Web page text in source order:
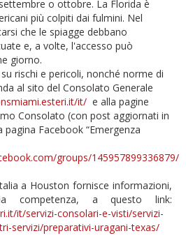
o ottobre. La Florida è
più colpiti dai fulmini. Nel
che le spiagge debbano
e, a volte, l'accesso può
giorno.
rischi e pericoli, nonché norme di
al sito del Consolato Generale
it/ e alla pagine
Consolato (con post aggiornati in
Facebook “Emergenza
groups/145957899336879/
a Houston fornisce informazioni,
competenza, a questo link:
it/servizi-consolari-e-visti/servizi-
servizi/preparativi-uragani-texas/